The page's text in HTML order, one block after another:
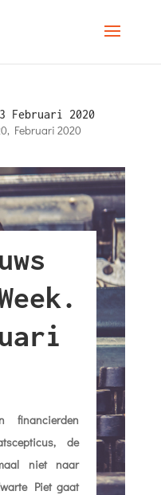
Februari 2020
, Februari 2020
financierden
de
niet naar
Piet gaat